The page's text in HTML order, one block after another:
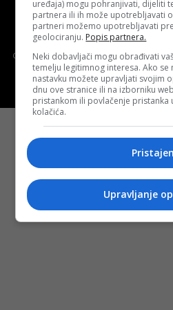
Politika kolačića (eng.
Copyright © 2026 D.S.O. PROMUS
Multimedia
uređaja) mogu pohranjivati, dijeliti
partnera ili ih može upotrebljavati
partneri možemo upotrebljavati
geolociranju. Popis partnera.
Neki dobavljači mogu obrađivati
temelju legitimnog interesa. Ako se
nastavku možete upravljati svojim
dnu ove stranice ili na izborniku
pristankom ili povlačenje pristanka
kolačića.
Upravljanje